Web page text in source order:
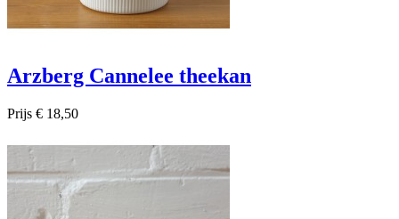
Arzberg Cannelee theekan
Prijs € 18,50
Snel bekijken